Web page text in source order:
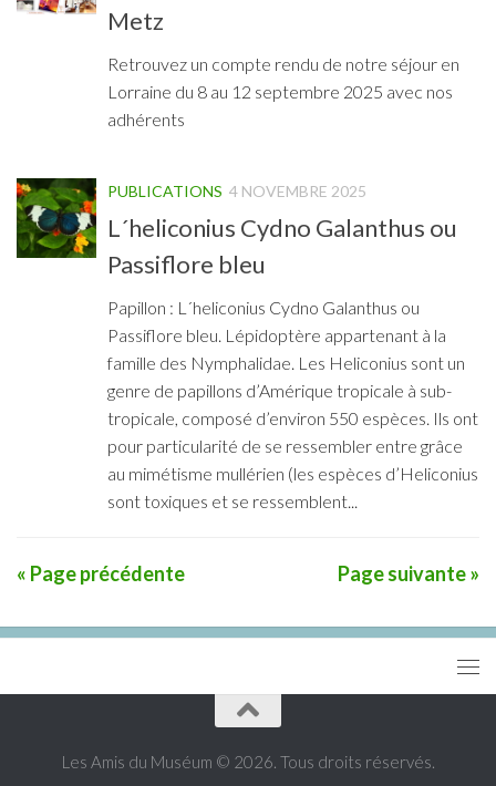
Metz
Retrouvez un compte rendu de notre séjour en
Lorraine du 8 au 12 septembre 2025 avec nos
adhérents
PUBLICATIONS 4 NOVEMBRE 2025
L´heliconius Cydno Galanthus ou
Passiflore bleu
Papillon : L´heliconius Cydno Galanthus ou
Passiflore bleu. Lépidoptère appartenant à la
famille des Nymphalidae. Les Heliconius sont un
genre de papillons d’Amérique tropicale à sub-
tropicale, composé d’environ 550 espèces. Ils ont
pour particularité de se ressembler entre grâce
au mimétisme mullérien (les espèces d’Heliconius
sont toxiques et se ressemblent...
« Page précédente Page suivante »
Les Amis du Muséum © 2026. Tous droits réservés.